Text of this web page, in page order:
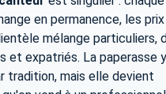
en permanence, les
mélange particuliers,
et expatriés. La paperasse
tradition, mais elle devient